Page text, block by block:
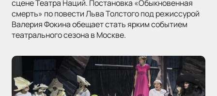
сцене Театра Наций. Постановка «Обыкновенная
смерть» по повести Льва Толстого под режиссурой
Валерия Фокина обещает стать ярким событием
театрального сезона в Москве.